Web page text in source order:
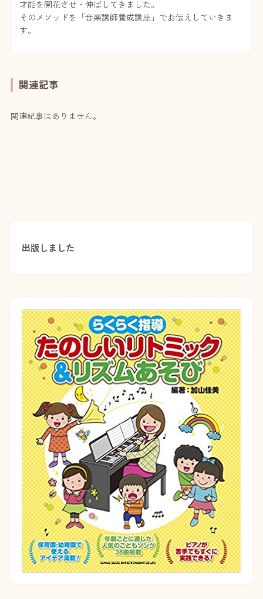
才能を開花させ・伸ばしてきました。
そのメソッドを「音楽講師養成講座」でお伝えしていきま
す。
関連記事
関連記事はありません。
出版しました